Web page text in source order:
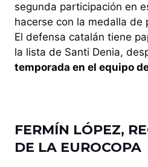
segunda participación en
hacerse con la medalla de
El defensa catalán tiene
la lista de Santi Denia,
temporada en el equipo
FERMÍN LÓPEZ,
DE LA EUROCOPA